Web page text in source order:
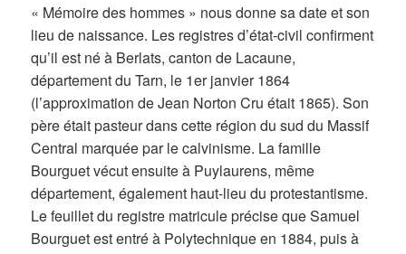
« Mémoire des hommes » nous donne sa date et son
lieu de naissance. Les registres d’état-civil confirment
qu’il est né à Berlats, canton de Lacaune,
département du Tarn, le 1er janvier 1864
(l’approximation de Jean Norton Cru était 1865). Son
père était pasteur dans cette région du sud du Massif
Central marquée par le calvinisme. La famille
Bourguet vécut ensuite à Puylaurens, même
département, également haut-lieu du protestantisme.
Le feuillet du registre matricule précise que Samuel
Bourguet est entré à Polytechnique en 1884, puis à